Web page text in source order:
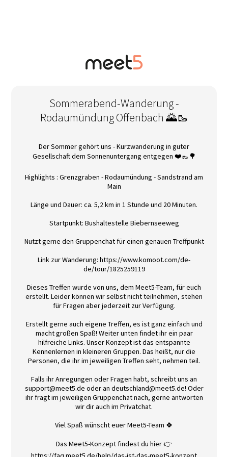
Sommerabend-Wanderung -
Rodaumündung Offenbach 🌄🥾
Der Sommer gehört uns - Kurzwanderung in guter
Gesellschaft dem Sonnenuntergang entgegen ❤️👞🌳
Highlights : Grenzgraben - Rodaumündung - Sandstrand am
Main
Länge und Dauer: ca. 5,2 km in 1 Stunde und 20 Minuten.
Startpunkt: Bushaltestelle Biebernseeweg
Nutzt gerne den Gruppenchat für einen genauen Treffpunkt
Link zur Wanderung: https://www.komoot.com/de-
de/tour/1825259119
Dieses Treffen wurde von uns, dem Meet5-Team, für euch
erstellt. Leider können wir selbst nicht teilnehmen, stehen
für Fragen aber jederzeit zur Verfügung.
Erstellt gerne auch eigene Treffen, es ist ganz einfach und
macht großen Spaß! Weiter unten findet ihr ein paar
hilfreiche Links. Unser Konzept ist das entspannte
Kennenlernen in kleineren Gruppen. Das heißt, nur die
Personen, die ihr im jeweiligen Treffen seht, nehmen teil.
Falls ihr Anregungen oder Fragen habt, schreibt uns an
support@meet5.de oder an deutschland@meet5.de! Oder
ihr fragt im jeweiligen Gruppenchat nach, gerne antworten
wir dir auch im Privatchat.
Viel Spaß wünscht euer Meet5-Team 🍀
Das Meet5-Konzept findest du hier 👉